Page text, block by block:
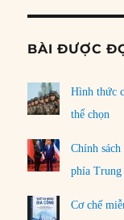
BÀI ĐƯỢC
Hình thức
thể chọn
Chính
phía Trung
Cơ chế